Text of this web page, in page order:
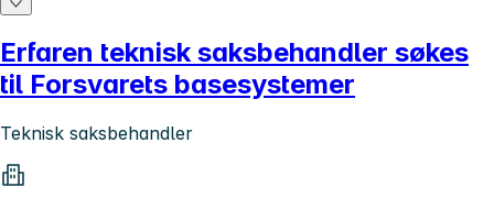
Erfaren teknisk saksbehandler søkes
til Forsvarets basesystemer
Teknisk saksbehandler